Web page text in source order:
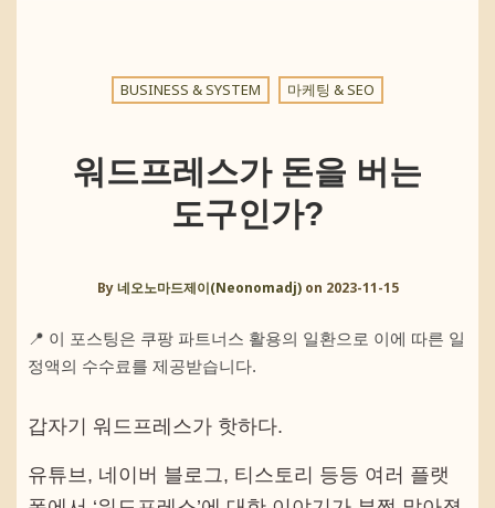
BUSINESS & SYSTEM 마케팅 & SEO
워드프레스가 돈을 버는
도구인가?
By네오노마드제이(Neonomadj) on 2023-11-15
📍 이 포스팅은 쿠팡 파트너스 활용의 일환으로 이에 따른 일
정액의 수수료를 제공받습니다.
갑자기 워드프레스가 핫하다.
유튜브, 네이버 블로그, 티스토리 등등 여러 플랫